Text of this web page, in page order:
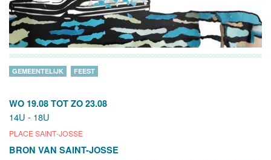
WO 19.08 TOT ZO 23.08
14U - 18U
PLACE SAINT-JOSSE
GEMEENTELIJK FEEST
BRON VAN SAINT-JOSSE